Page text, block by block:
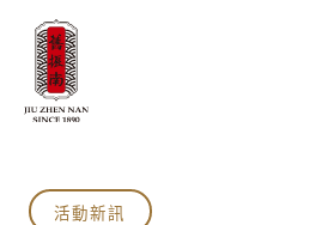
活動新訊